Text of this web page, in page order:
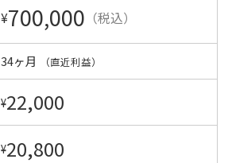
¥700,000 （税込）
34ヶ月 （直近利益）
¥22,000
¥20,800